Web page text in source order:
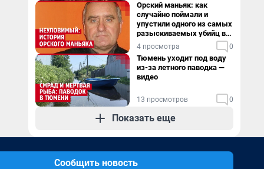
Орский маньяк: как
случайно поймали и
упустили одного из самых
разыскиваемых убийц в
России. Видео
4 просмотра 0
Тюмень уходит под воду
из-за летного паводка —
видео
13 просмотров 0
Показать еще
Сообщить новость